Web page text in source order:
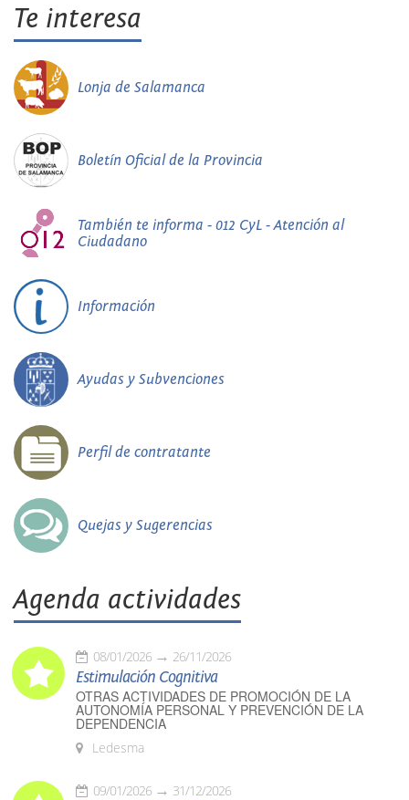
Te interesa
Lonja de Salamanca
Boletín Oficial de la Provincia
También te informa - 012 CyL - Atención al
Ciudadano
Información
Ayudas y Subvenciones
Perfil de contratante
Quejas y Sugerencias
Agenda actividades
08/01/2026 26/11/2026
Estimulación Cognitiva
OTRAS ACTIVIDADES DE PROMOCIÓN DE LA
AUTONOMÍA PERSONAL Y PREVENCIÓN DE LA
DEPENDENCIA
Ledesma
09/01/2026 31/12/2026